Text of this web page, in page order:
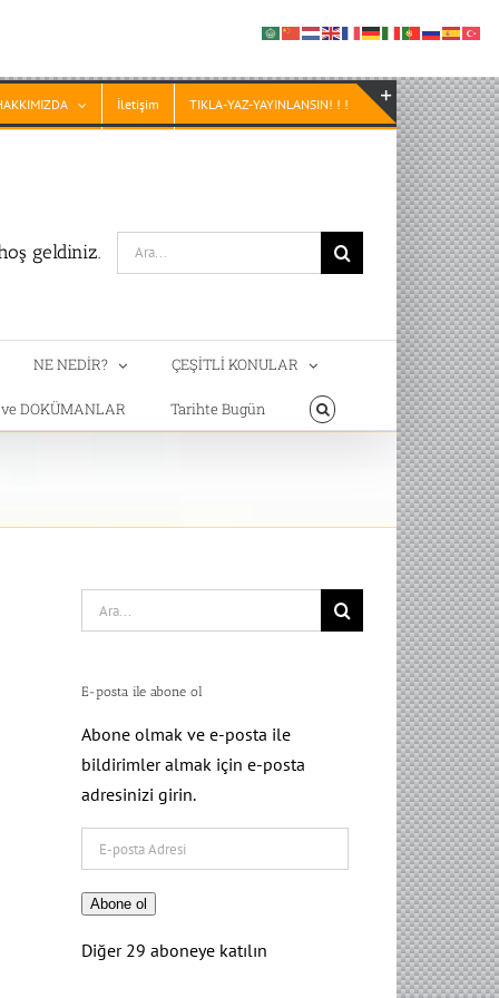
İletişim TIKLA-YAZ-YAYINLANSIN! ! !
geldiniz.
Search
for:
NE NEDİR? ÇEŞİTLİ KONULAR
DOKÜMANLAR Tarihte Bugün
Search
for:
E-posta ile abone ol
Abone olmak ve e-posta ile
bildirimler almak için e-posta
adresinizi girin.
posta
Adresi
Abone ol
Diğer 29 aboneye katılın
Toggle
Sliding
Bar
Area